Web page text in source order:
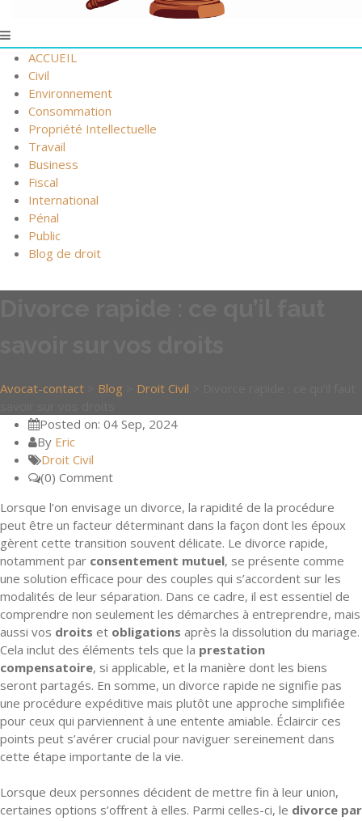
ACCUEIL
Civil
Environnement
Consommation
Propriété Intellectuelle
Travail
Business
Fiscal
International
Pénal
Public
Blog de droit
Avocat-contact Blog Droit Civil
Posted on: 04 Sep, 2024
By Eric
Droit Civil
(0) Comment
Lorsque l’on envisage un divorce, la rapidité de la procédure
peut être un facteur déterminant dans la façon dont les époux
gèrent cette transition souvent délicate. Le divorce rapide,
notamment par consentement mutuel, se présente comme
une solution efficace pour des couples qui s’accordent sur les
modalités de leur séparation. Dans ce cadre, il est essentiel de
comprendre non seulement les démarches à entreprendre, mais
aussi vos droits et obligations après la dissolution du mariage.
Cela inclut des éléments tels que la prestation
compensatoire, si applicable, et la manière dont les biens
seront partagés. En somme, un divorce rapide ne signifie pas
une procédure expéditive mais plutôt une approche simplifiée
pour ceux qui parviennent à une entente amiable. Éclaircir ces
points peut s’avérer crucial pour naviguer sereinement dans
cette étape importante de la vie.
Lorsque deux personnes décident de mettre fin à leur union,
certaines options s’offrent à elles. Parmi celles-ci, le divorce par